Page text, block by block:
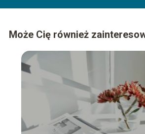
Może Cię również